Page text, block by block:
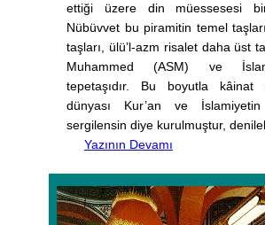
ettiği üzere din müessesesi
Nübüvvet bu piramitin temel
taşları, ülü’l-azm risalet daha üst
Muhammed (ASM) ve
tepetaşıdır. Bu boyutla kâinat
dünyası Kur’an ve
sergilensin diye kurulmuştur,
Yazının Devamı